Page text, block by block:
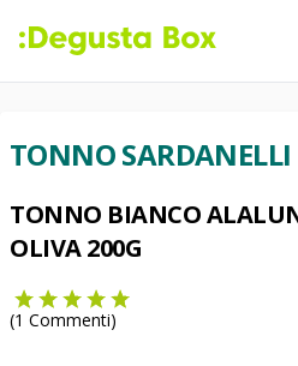
TONNO SARDANELLI
TONNO BIANCO
OLIVA 200G
(1 Commenti)